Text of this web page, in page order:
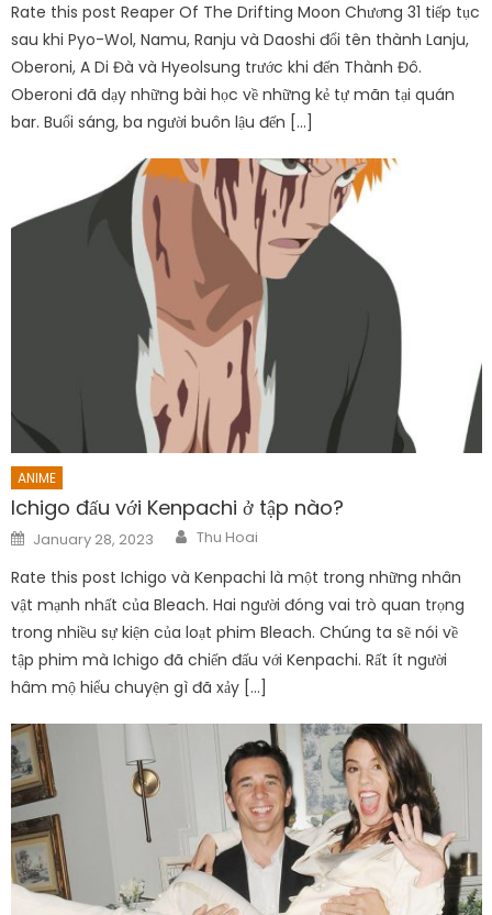
Rate this post Reaper Of The Drifting Moon Chương 31 tiếp tục
sau khi Pyo-Wol, Namu, Ranju và Daoshi đổi tên thành Lanju,
Oberoni, A Di Đà và Hyeolsung trước khi đến Thành Đô.
Oberoni đã dạy những bài học về những kẻ tự mãn tại quán
bar. Buổi sáng, ba người buôn lậu đến […]
ANIME
Ichigo đấu với Kenpachi ở tập nào?
Posted
on
January 28, 2023 Author
Thu Hoai
Rate this post Ichigo và Kenpachi là một trong những nhân
vật mạnh nhất của Bleach. Hai người đóng vai trò quan trọng
trong nhiều sự kiện của loạt phim Bleach. Chúng ta sẽ nói về
tập phim mà Ichigo đã chiến đấu với Kenpachi. Rất ít người
hâm mộ hiểu chuyện gì đã xảy […]